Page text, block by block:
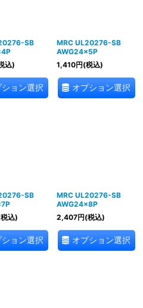
SB
込)
ション選択
MRC UL20276-SB
AWG24×5P
1,410円(税込)
オプション選択
SB
込)
ション選択
MRC UL20276-SB
AWG24×8P
2,407円(税込)
オプション選択